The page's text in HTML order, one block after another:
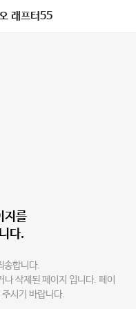
래프터55
지를
다.
송합니다.
삭제된 페이지 입니다. 페이
시기 바랍니다.